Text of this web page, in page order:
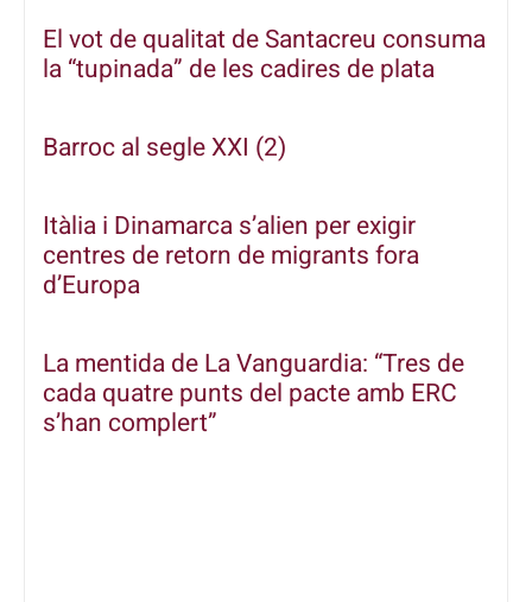
El vot de qualitat de Santacreu consuma
la “tupinada” de les cadires de plata
Barroc al segle XXI (2)
Itàlia i Dinamarca s’alien per exigir
centres de retorn de migrants fora
d’Europa
La mentida de La Vanguardia: “Tres de
cada quatre punts del pacte amb ERC
s’han complert”